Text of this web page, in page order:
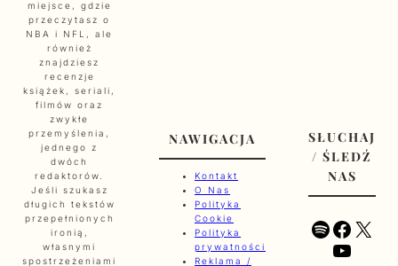
miejsce, gdzie
przeczytasz o
NBA i NFL, ale
również
znajdziesz
recenzje
książek, seriali,
filmów oraz
zwykłe
przemyślenia,
jednego z
dwóch
redaktorów.
Jeśli szukasz
długich tekstów
przepełnionych
ironią,
własnymi
spostrzeżeniami
NAWIGACJA
Kontakt
O Nas
Polityka
Cookie
Polityka
prywatności
Reklama /
SŁUCHAJ
/ ŚLEDŹ
NAS
Spotify
X